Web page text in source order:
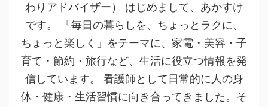
わりアドバイザー） はじめまして、あかすけ
です。 「毎日の暮らしを、ちょっとラクに、
ちょっと楽しく」をテーマに、家電・美容・子
育て・節約・旅行など、生活に役立つ情報を発
信しています。 看護師として日常的に人の身
体・健康・生活習慣に向き合ってきました。そ